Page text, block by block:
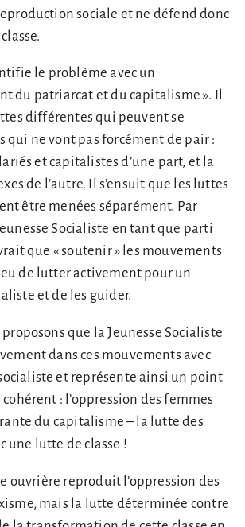
sociale et ne défend donc
le problème avec un
du patriarcat et du capitalisme ». Il
différentes qui peuvent se
qui ne vont pas forcément de pair :
et capitalistes d’une part, et la
de l’autre. Il s’ensuit que les luttes
être menées séparément. Par
Socialiste en tant que parti
que « soutenir » les mouvements
de lutter activement pour un
et de les guider.
que la Jeunesse Socialiste
dans ces mouvements avec
et représente ainsi un point
cohérent : l’oppression des femmes
du capitalisme – la lutte des
une lutte de classe !
ouvrière reproduit l’oppression des
mais la lutte déterminée contre